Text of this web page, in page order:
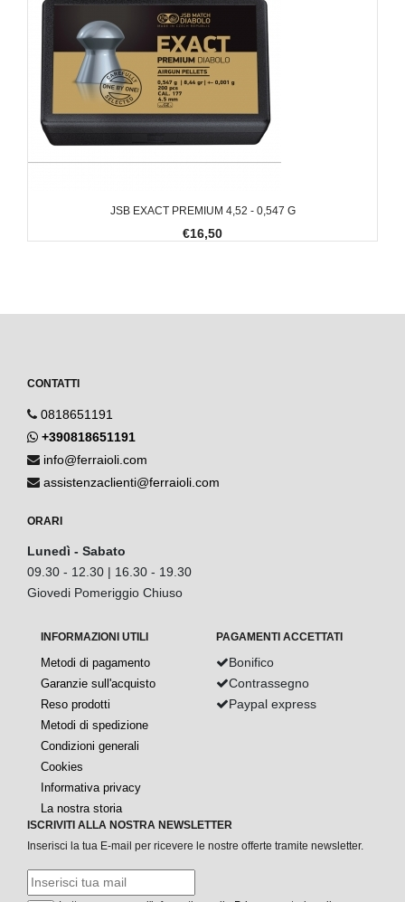
JSB EXACT PREMIUM 4,52 - 0,547 G
€16,50
CONTATTI
0818651191
+390818651191
info@ferraioli.com
assistenzaclienti@ferraioli.com
ORARI
Lunedì - Sabato
09.30 - 12.30 | 16.30 - 19.30
Giovedi Pomeriggio Chiuso
INFORMAZIONI UTILI
Metodi di pagamento
Garanzie sull'acquisto
Reso prodotti
Metodi di spedizione
Condizioni generali
Cookies
Informativa privacy
La nostra storia
PAGAMENTI ACCETTATI
Bonifico
Contrassegno
Paypal express
ISCRIVITI ALLA NOSTRA NEWSLETTER
Inserisci la tua E-mail per ricevere le nostre offerte tramite newsletter.